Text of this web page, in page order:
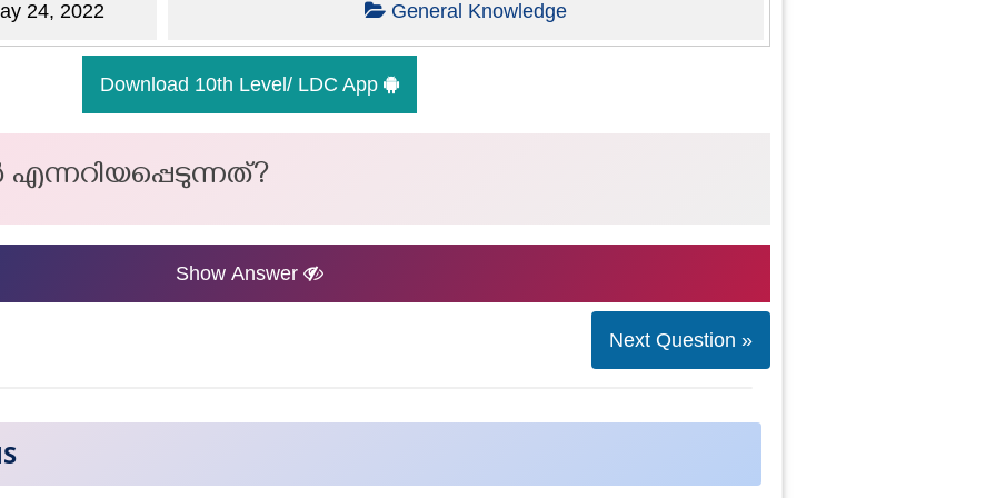
24, 2022 General Knowledge
Download 10th Level/ LDC App
Show Answer
Next Question »